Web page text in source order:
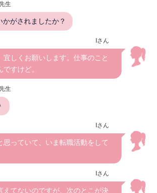
生
かがされましたか？
Iさん
宜しくお願いします。仕事のこと
すけど。
生
Iさん
思っていて、いま転職活動をして
Iさん
えてないのですが、次のとこが決